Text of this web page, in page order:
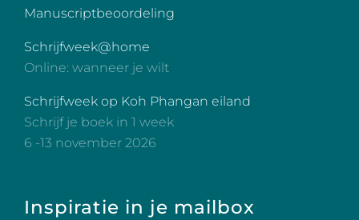
Manuscriptbeoordeling
Schrijfweek@home
Online: wanneer je wilt
Schrijfweek op Koh Phangan eiland
Schrijf je boek in 1 week
6 -13 november 2026
Inspiratie in je mailbox